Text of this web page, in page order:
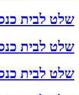
שלט לבית
שלט לבית
שלט לבית